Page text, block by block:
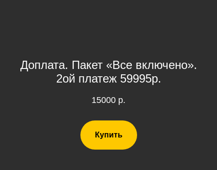
Доплата. Пакет «Все включено».
2ой платеж 59995р.
15000 р.
Купить